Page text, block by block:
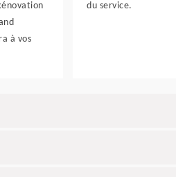
à vos
du service.